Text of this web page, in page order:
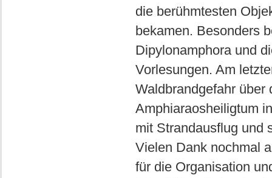
die berühmtesten
bekamen. Besonders
Dipylonamphora und
Vorlesungen. Am
Waldbrandgefahr über
Amphiaraosheiligtum
mit Strandausflug und
Vielen Dank nochmal
für die Organisation